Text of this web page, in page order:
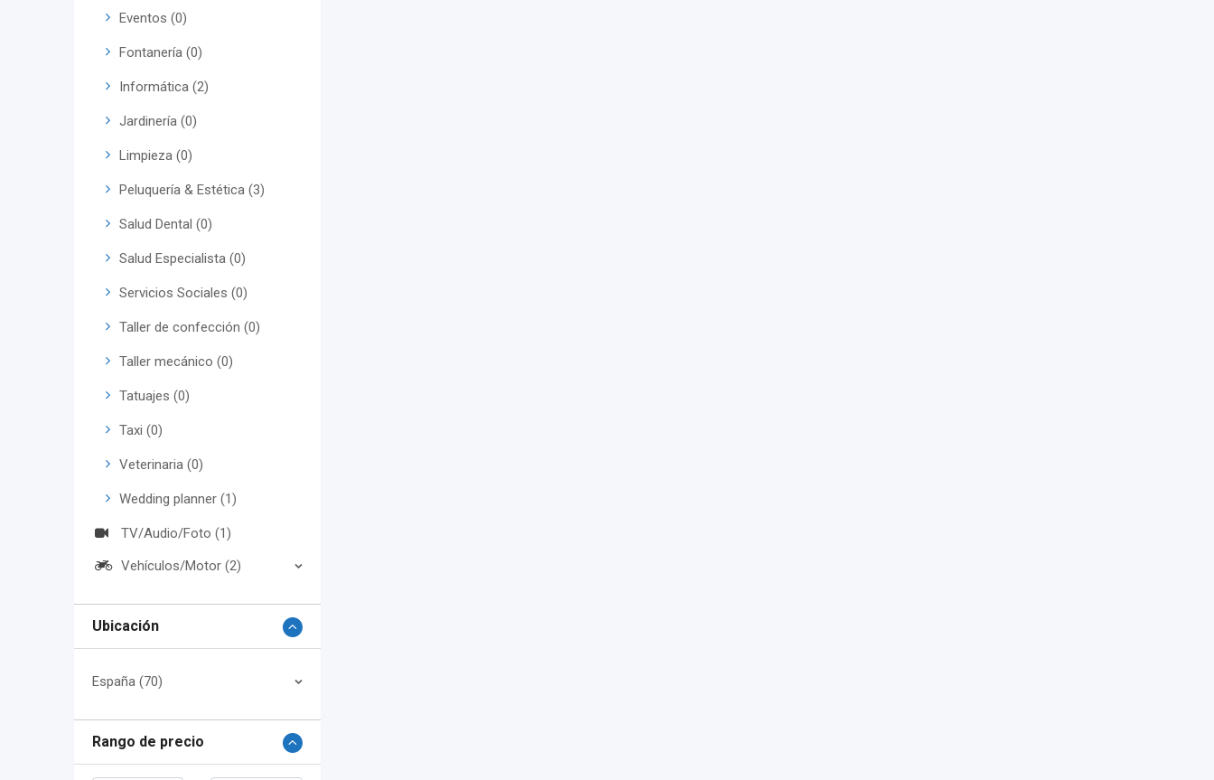
Eventos (0)
Fontanería (0)
Informática (2)
Jardinería (0)
Limpieza (0)
Peluquería & Estética (3)
Salud Dental (0)
Salud Especialista (0)
Servicios Sociales (0)
Taller de confección (0)
Taller mecánico (0)
Tatuajes (0)
Taxi (0)
Veterinaria (0)
Wedding planner (1)
TV/Audio/Foto (1)
Vehículos/Motor (2)
Ubicación
España (70)
Rango de precio